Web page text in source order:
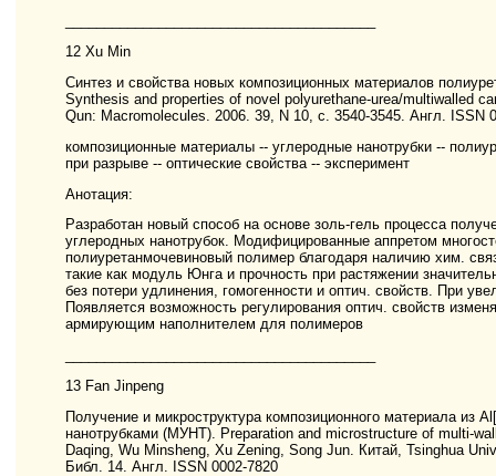
12 Xu Min
Синтез и свойства новых композиционных материалов
Synthesis and properties of novel polyurethane-urea/multiwalled
Qun: Macromolecules. 2006. 39, N 10, с. 3540-3545. Англ. ISSN
композиционные материалы -- углеродные нанотрубки --
при разрыве -- оптические свойства -- эксперимент
Анотация:
Разработан новый способ на основе золь-гель процесса
углеродных нанотрубок. Модифицированные аппретом
полиуретанмочевиновый полимер благодаря наличию хим.
такие как модуль Юнга и прочность при растяжении
без потери удлинения, гомогенности и оптич. свойств. При
Появляется возможность регулирования оптич. свойств
армирующим наполнителем для полимеров
13 Fan Jinpeng
Получение и микроструктура композиционного материала из
нанотрубками (МУНТ). Preparation and microstructure of multi-
Daqing, Wu Minsheng, Xu Zening, Song Jun. Китай, Tsinghua
Библ. 14. Англ. ISSN 0002-7820